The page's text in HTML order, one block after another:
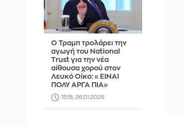
Ο Τραμπ τρολάρει την
αγωγή του National
Trust για την νέα
αίθουσα χορού στον
Λευκό Οίκο: «ΕΙΝΑΙ
ΠΟΛΥ ΑΡΓΑ ΠΙΑ»
15:18, 26.01.2026